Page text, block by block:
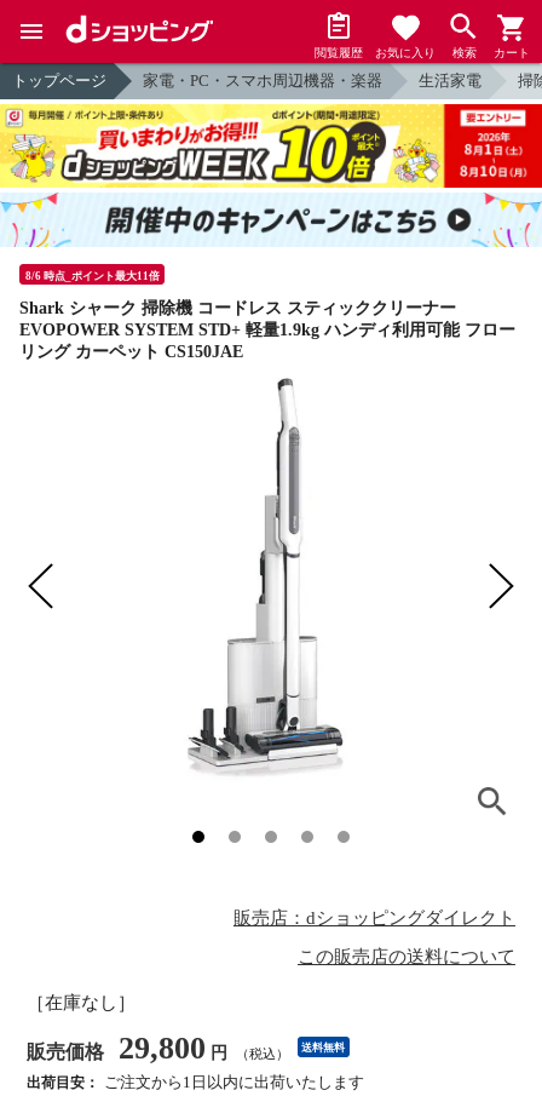
閲覧履歴 お気に入り 検索 カート
トップページ 家電・PC・スマホ周辺機器・楽器 生活家電 掃
8/6 時点_ポイント最大11倍
Shark シャーク 掃除機 コードレス スティッククリーナー
EVOPOWER SYSTEM STD+ 軽量1.9kg ハンディ利用可能 フロー
リング カーペット CS150JAE
販売店：dショッピングダイレクト
この販売店の送料について
［在庫なし］
販売価格 29,800 円 （税込） 送料無料
出荷目安：
ご注文から1日以内に出荷いたします